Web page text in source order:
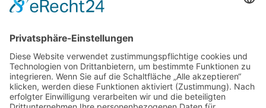
Projekt-Übersicht